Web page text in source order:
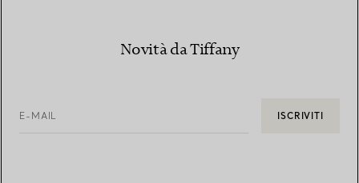
Novità da Tiffany
E-MAIL ISCRIVITI